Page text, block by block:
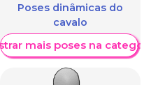
Poses dinâmicas do
cavalo
mais poses na